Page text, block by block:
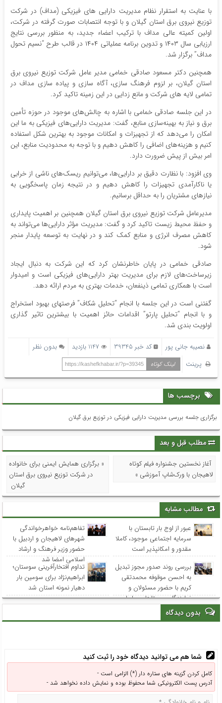
با عنایت به استقرار نظام مدیریت دارایی های فیزیکی (مداف) در شرکت
توزیع نیروی برق استان گیلان و با توجه انتصابات صورت گرفته در شرکت،
اولین کمیته عالی مداف با ترکیب اعضاء جدید، به منظور بررسی نتایج
ارزیابی سال ۱۴۰۳ و تدوین برنامه عملیاتی ۱۴۰۴ در قالب طرح “نسیم تحول
مداف” برگزار شد.
همچنین دکتر مسعود صادقی خمامی مدیر عامل شرکت توزیع نیروی برق
استان گیلان، بر لزوم فرهنگ سازی، آگاه سازی و پیاده سازی مداف در
تمامی لایه های شرکت و مانع زدایی در این زمینه تاکید کرد.
در این جلسه صادقی خمامی با اشاره به چالش‌های موجود در حوزه تأمین
برق و نیاز به بهینه‌سازی منابع، گفت: مدیریت دارایی‌های فیزیکی به ما این
امکان را می‌دهد که از تجهیزات و امکانات موجود به بهترین شکل استفاده
کنیم و هزینه‌های اضافی را کاهش دهیم و با توجه به محدودیت منابع، این
امر بیش از پیش ضرورت دارد.
وی افزود: با نظارت دقیق بر دارایی‌ها، می‌توانیم ریسک‌های ناشی از خرابی
یا ناکارآمدی تجهیزات را کاهش دهیم و در نتیجه زمان پاسخگویی به
نیازهای مشتریان را به حداقل برسانیم.
مدیرعامل شرکت توزیع نیروی برق استان گیلان همچنین بر اهمیت پایداری
و حفظ محیط زیست تاکید کرد و گفت: مدیریت مؤثر دارایی‌ها می‌تواند به
کاهش مصرف انرژی و منابع کمک کند و در نهایت به توسعه پایدار منجر
شود.
صادقی خمامی در پایان خاطرنشان کرد که این شرکت به دنبال ایجاد
زیرساخت‌های لازم برای مدیریت بهتر دارایی‌های فیزیکی است و امیدوار
است با همکاری تمامی ذینفعان، خدمات بهتری به مردم ارائه دهد.
گفتنی است در این جلسه با انجام “تحلیل شکاف” فرصتهای بهبود استخراج
و با انجام “تحلیل پارتو” اقدامات حائز اهمیت با بیشترین تاثیر گذاری
اولویت بندی شد.
نصیبه جانی پور کد خبر 39345 1147 بازدید
بدون نظر
پرینت
لینک کوتاه https://kashefkhabar.ir/?p=39345
برچسب ها
برگزاری جلسه بررسی مدیریت دارایی فیزیكی در توزیع برق گیلان
مطلب قبل و بعد
آغاز نخستین جشنواره فیلم کوتاه
لاهیجان با ورک‌شاپ آموزشی »
« برگزاری همایش ایمنی برای خانواده
در شرکت توزیع نیروی برق استان
گیلان
مطالب مشابه
عبور از اوج بار تابستان با
سرمایه اجتماعی موجود، کاملا
مقدور و امکانپذیر است
تفاهم‌نامه خواهرخواندگی
شهرهای لاهیجان و اردبیل با
حضور وزیر فرهنگ و ارشاد
اسلامی امضا شد
بررسی روند صدور مجوز تبدیل
به احسن موقوفه محمدتقی
کریم با حضور مسئولان و
نمایندگان روستاهای ساحلی
تداوم افتخارآفرینی سوستان؛
ابراهیم‌نژاد برای سومین بار
دهیار نمونه استان شد
بدون دیدگاه
شما هم می توانید دیدگاه خود را ثبت کنید
کامل کردن گزینه های ستاره دار (*) الزامی است -
آدرس پست الکترونیکی شما محفوظ بوده و نمایش داده نخواهد شد -